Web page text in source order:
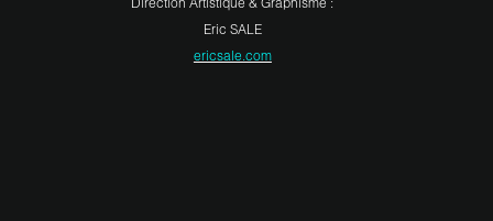
Eric SALE
ericsale.com